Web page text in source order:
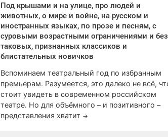
Под крышами и на улице, про людей и
животных, о мире и войне, на русском и
иностранных языках, по прозе и песням, с
суровыми возрастными ограничениями и без
таковых, признанных классиков и
блистательных новичков
Вспоминаем театральный год по избранным
премьерам. Разумеется, это далеко не всё,
стоит увидеть в современном российском
театре. Но для объёмного – и позитивного –
представления хватит →